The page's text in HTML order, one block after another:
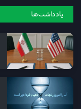
یادداشت‌ها